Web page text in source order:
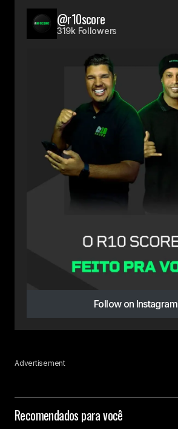
@r10score
319k Followers
Follow on Instagram
Advertisement
Recomendados para você